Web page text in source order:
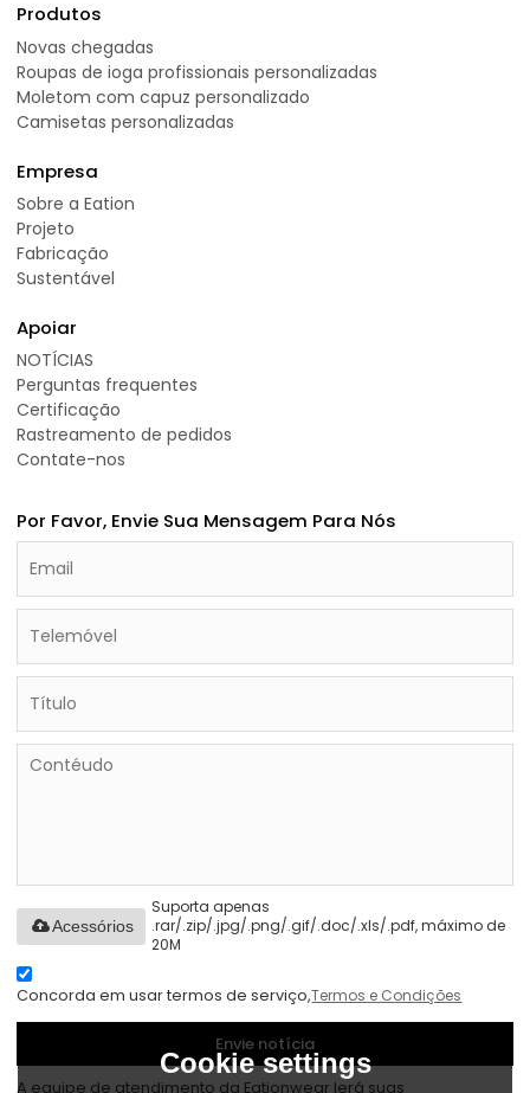
Produtos
Novas chegadas
Roupas de ioga profissionais personalizadas
Moletom com capuz personalizado
Camisetas personalizadas
Empresa
Sobre a Eation
Projeto
Fabricação
Sustentável
Apoiar
NOTÍCIAS
Perguntas frequentes
Certificação
Rastreamento de pedidos
Contate-nos
Por Favor, Envie Sua Mensagem Para Nós
Suporta apenas
.rar/.zip/.jpg/.png/.gif/.doc/.xls/.pdf, máximo de
20M
Acessórios
Concorda em usar termos de serviço,Termos e Condições
Envie notícia
A equipe de atendimento da Eationwear lerá suas
Cookie settings